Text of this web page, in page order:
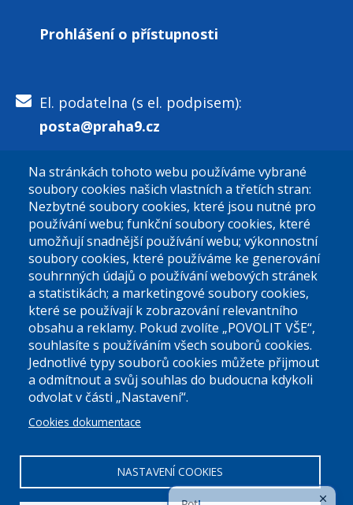
Prohlášení o přístupnosti
El. podatelna (s el. podpisem):
posta@praha9.cz
El. podatelna (bez el. podpisu):
podatelna@praha9.cz
Úřední dny:
Po a St: 08.00-12.00; 13.00-18.00
Úřední hodiny
00063894DIČ:CZ00063894
Na stránkách tohoto webu používáme vybrané
soubory cookies našich vlastních a třetích stran:
Nezbytné soubory cookies, které jsou nutné pro
používání webu; funkční soubory cookies, které
umožňují snadnější používání webu; výkonnostní
soubory cookies, které používáme ke generování
souhrnných údajů o používání webových stránek
a statistikách; a marketingové soubory cookies,
které se používají k zobrazování relevantního
obsahu a reklamy. Pokud zvolíte „POVOLIT VŠE“,
souhlasíte s používáním všech souborů cookies.
Jednotlivé typy souborů cookies můžete přijmout
a odmítnout a svůj souhlas do budoucna kdykoli
odvolat v části „Nastavení“.
Cookies dokumentace
NASTAVENÍ COOKIES